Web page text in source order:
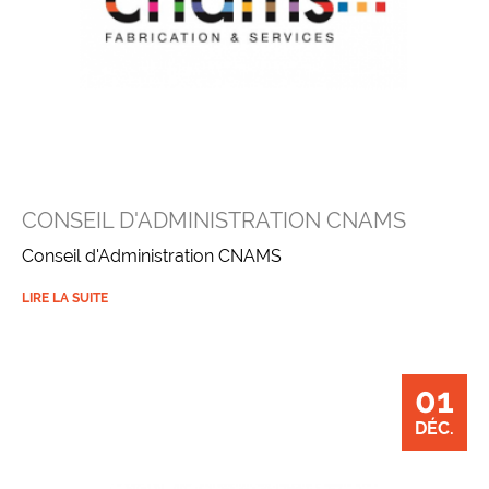
CONSEIL D'ADMINISTRATION CNAMS
Conseil d'Administration CNAMS
LIRE LA SUITE
01
DÉC.